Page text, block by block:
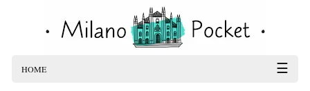
HOME ☰